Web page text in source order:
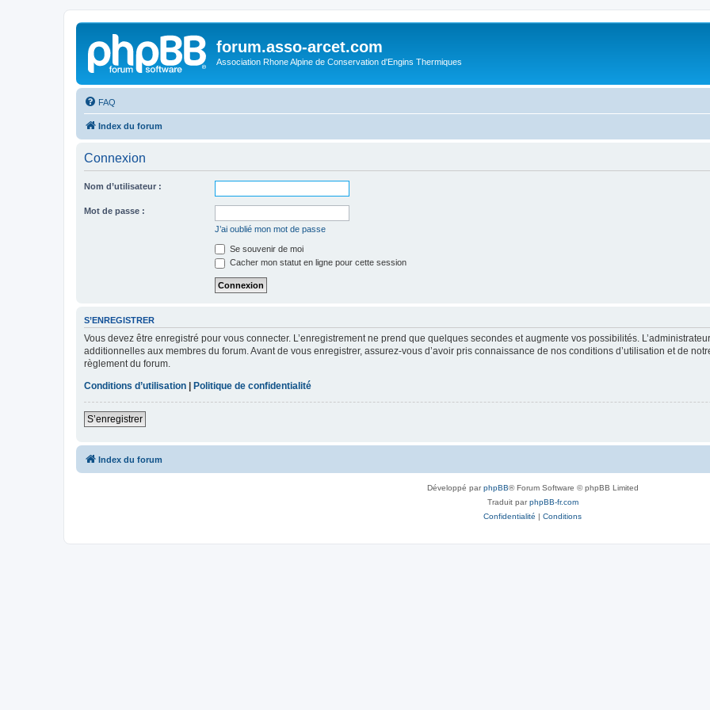
forum.asso-arcet.com
Association Rhone Alpine de Conservation d'Engins Thermiques
FAQ
Index du forum
Connexion
Nom d’utilisateur :
Mot de passe :
J’ai oublié mon mot de passe
Se souvenir de moi
Cacher mon statut en ligne pour cette session
S’ENREGISTRER
Vous devez être enregistré pour vous connecter. L’enregistrement ne prend que quelques secondes et augmente vos possibilités.
additionnelles aux membres du forum. Avant de vous enregistrer, assurez-vous d’avoir pris connaissance de nos conditions d’utilisation et de
règlement du forum.
Conditions d’utilisation
Politique de confidentialité
S’enregistrer
Index du forum
Développé parphpBB® Forum Software © phpBB Limited
Traduit parphpBB-fr.com
Confidentialité | Conditions